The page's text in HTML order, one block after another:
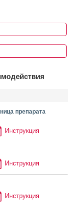
препарата
Инструкция
Инструкция
Инструкция